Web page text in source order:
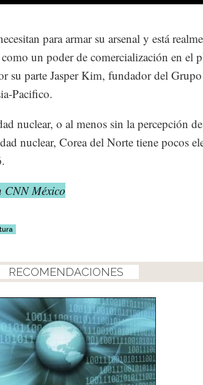
para armar su arsenal y está
un poder de comercialización en el
su parte Jasper Kim, fundador del
Pacifico.
nuclear, o al menos sin la percepción
nuclear, Corea del Norte tiene pocos
CNN México
RECOMENDACIONES